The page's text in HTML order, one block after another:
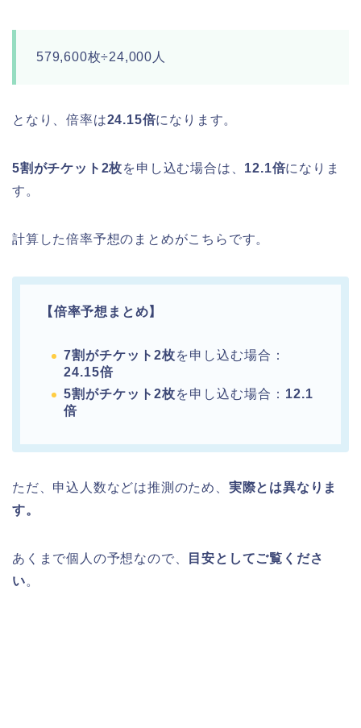
579,600枚÷24,000人
となり、倍率は24.15倍になります。
5割がチケット2枚を申し込む場合は、 12.1倍になりま
す。
計算した倍率予想のまとめがこちらです。
【倍率予想まとめ】
7割がチケット2枚を申し込む場合：
24.15倍
5割がチケット2枚を申し込む場合： 12.1
倍
ただ、申込人数などは推測のため、 実際とは異なりま
す。
あくまで個人の予想なので、
目安としてご覧くださ
い。